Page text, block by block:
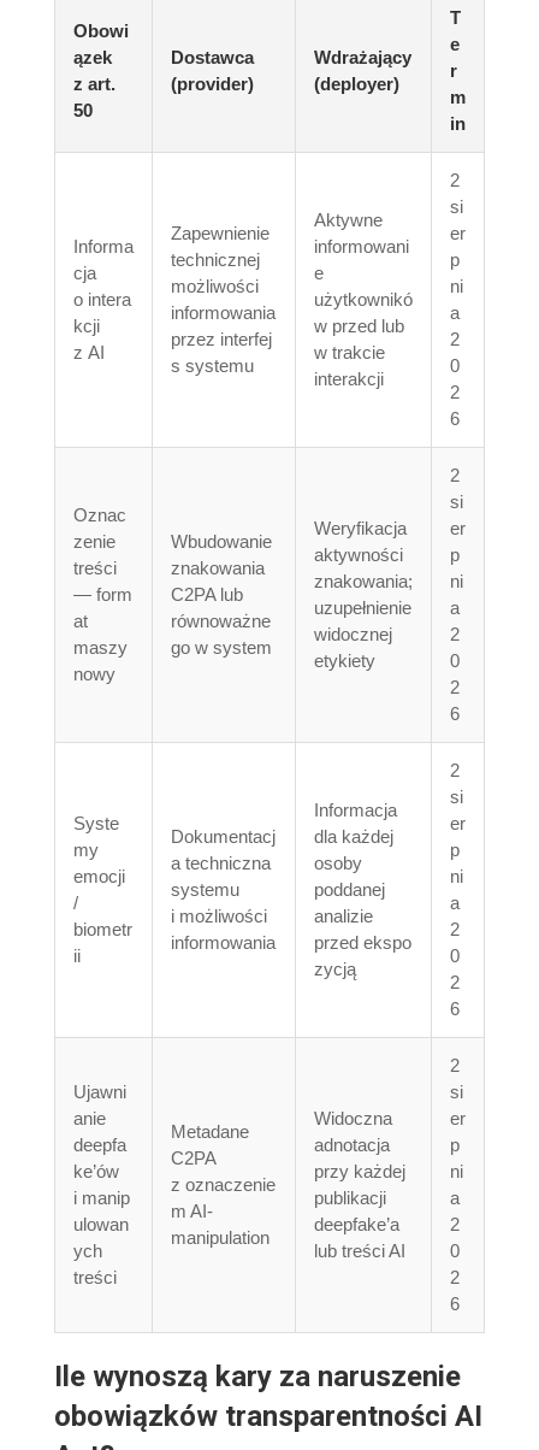
Obowi
ązek
z art.
50
Dostawca
(provider)
Wdrażający
(deployer)
T
e
r
m
in
Informa
cja
o intera
kcji
z AI
Zapewnienie
technicznej
możliwości
informowania
przez interfej
s systemu
Aktywne
informowani
e
użytkownikó
w przed lub
w trakcie
interakcji
2
si
er
p
ni
a
2
0
2
6
Oznac
zenie
treści
— form
at
maszy
nowy
Wbudowanie
znakowania
C2PA lub
równoważne
go w system
Weryfikacja
aktywności
znakowania;
uzupełnienie
widocznej
etykiety
2
si
er
p
ni
a
2
0
2
6
Syste
my
emocji
/
biometr
ii
Dokumentacj
a techniczna
systemu
i możliwości
informowania
Informacja
dla każdej
osoby
poddanej
analizie
przed ekspo
zycją
2
si
er
p
ni
a
2
0
2
6
Ujawni
anie
deepfa
ke’ów
i manip
ulowan
ych
treści
Metadane
C2PA
z oznaczenie
m AI-
manipulation
Widoczna
adnotacja
przy każdej
publikacji
deepfake’a
lub treści AI
2
si
er
p
ni
a
2
0
2
6
Ile wynoszą kary za naruszenie
obowiązków transparentności AI